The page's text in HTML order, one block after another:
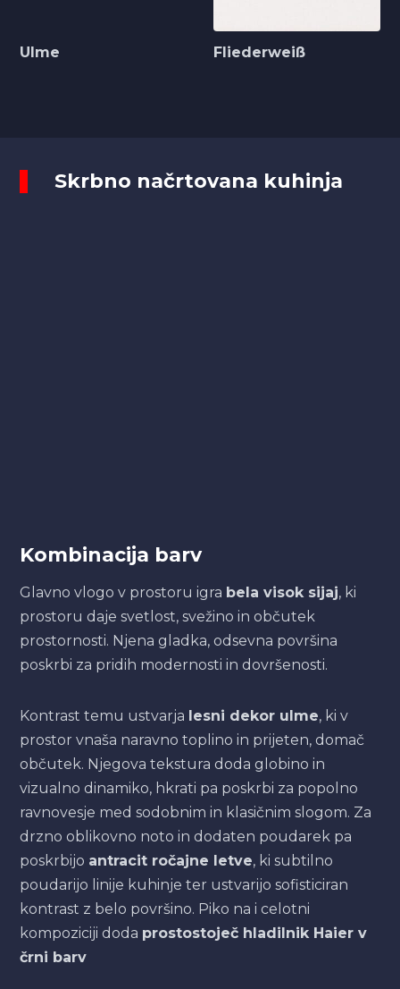
Ulme Fliederweiß
Skrbno načrtovana kuhinja
Kombinacija barv
Glavno vlogo v prostoru igra bela visok sijaj, ki
prostoru daje svetlost, svežino in občutek
prostornosti. Njena gladka, odsevna površina
poskrbi za pridih modernosti in dovršenosti.
Kontrast temu ustvarja lesni dekor ulme, ki v
prostor vnaša naravno toplino in prijeten, domač
občutek. Njegova tekstura doda globino in
vizualno dinamiko, hkrati pa poskrbi za popolno
ravnovesje med sodobnim in klasičnim slogom. Za
drzno oblikovno noto in dodaten poudarek pa
poskrbijo antracit ročajne letve, ki subtilno
poudarijo linije kuhinje ter ustvarijo sofisticiran
kontrast z belo površino. Piko na i celotni
kompoziciji doda prostostoječ hladilnik Haier v
črni barv